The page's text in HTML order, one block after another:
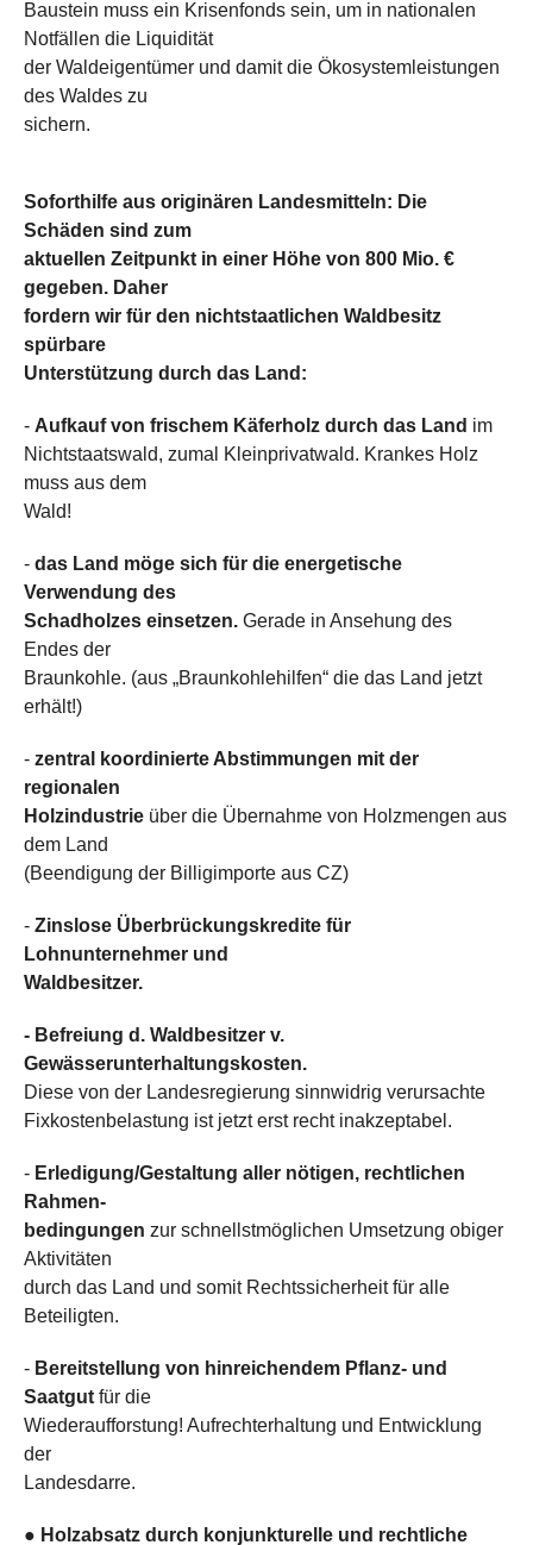
Baustein muss ein Krisenfonds sein, um in nationalen
Notfällen die Liquidität
der Waldeigentümer und damit die Ökosystemleistungen
des Waldes zu
sichern.
Soforthilfe aus originären Landesmitteln: Die
Schäden sind zum
aktuellen Zeitpunkt in einer Höhe von 800 Mio. €
gegeben. Daher
fordern wir für den nichtstaatlichen Waldbesitz
spürbare
Unterstützung durch das Land:
- Aufkauf von frischem Käferholz durch das Land im
Nichtstaatswald, zumal Kleinprivatwald. Krankes Holz
muss aus dem
Wald!
- das Land möge sich für die energetische
Verwendung des
Schadholzes einsetzen. Gerade in Ansehung des
Endes der
Braunkohle. (aus „Braunkohlehilfen“ die das Land jetzt
erhält!)
- zentral koordinierte Abstimmungen mit der
regionalen
Holzindustrie über die Übernahme von Holzmengen aus
dem Land
(Beendigung der Billigimporte aus CZ)
- Zinslose Überbrückungskredite für
Lohnunternehmer und
Waldbesitzer.
- Befreiung d. Waldbesitzer v.
Gewässerunterhaltungskosten.
Diese von der Landesregierung sinnwidrig verursachte
Fixkostenbelastung ist jetzt erst recht inakzeptabel.
- Erledigung/Gestaltung aller nötigen, rechtlichen
Rahmen-
bedingungen zur schnellstmöglichen Umsetzung obiger
Aktivitäten
durch das Land und somit Rechtssicherheit für alle
Beteiligten.
- Bereitstellung von hinreichendem Pflanz- und
Saatgut für die
Wiederaufforstung! Aufrechterhaltung und Entwicklung
der
Landesdarre.
● Holzabsatz durch konjunkturelle und rechtliche